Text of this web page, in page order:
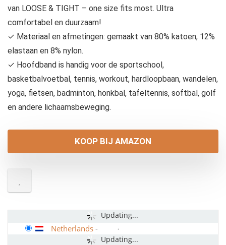
van LOOSE & TIGHT – one size fits most. Ultra
comfortabel en duurzaam!
✓ Materiaal en afmetingen: gemaakt van 80% katoen, 12%
elastaan en 8% nylon.
✓ Hoofdband is handig voor de sportschool,
basketbalvoetbal, tennis, workout, hardloopbaan, wandelen,
yoga, fietsen, badminton, honkbal, tafeltennis, softbal, golf
en andere lichaamsbeweging.
KOOP BIJ AMAZON
Updating...
Updating...
Netherlands -